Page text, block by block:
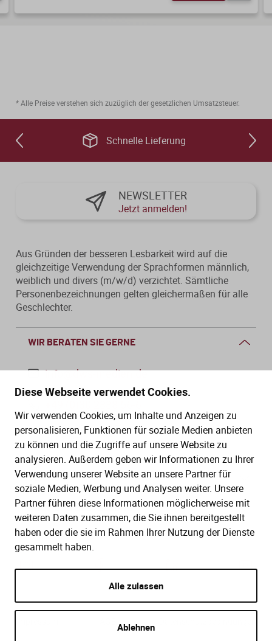
Diese Webseite verwendet Cookies.
Wir verwenden Cookies, um Inhalte und Anzeigen zu
personalisieren, Funktionen für soziale Medien anbieten
zu können und die Zugriffe auf unsere Website zu
analysieren. Außerdem geben wir Informationen zu Ihrer
Verwendung unserer Website an unsere Partner für
soziale Medien, Werbung und Analysen weiter. Unsere
Partner führen diese Informationen möglicherweise mit
weiteren Daten zusammen, die Sie ihnen bereitgestellt
haben oder die sie im Rahmen Ihrer Nutzung der Dienste
gesammelt haben.
Alle zulassen
Ablehnen
* Alle Preise verstehen sich zuzüglich der gesetzlichen Umsatzsteuer.
Schnelle Lieferung
WIR BERATEN SIE GERNE
info@dws-medien.de
Mo.–Do. 08:00–16:00 Uhr
Fr. 08:00–13:30 Uhr
SERVICE
Hilfe (FAQ)
Gesetze
Kontakt
KAUF UND BESTELLUNG
Versand und Lieferung
NEWSLETTER
Jetzt anmelden!
Aus Gründen der besseren Lesbarkeit wird auf die
gleichzeitige Verwendung der Sprachformen männlich,
weiblich und divers (m/w/d) verzichtet. Sämtliche
Personenbezeichnungen gelten gleichermaßen für alle
Geschlechter.